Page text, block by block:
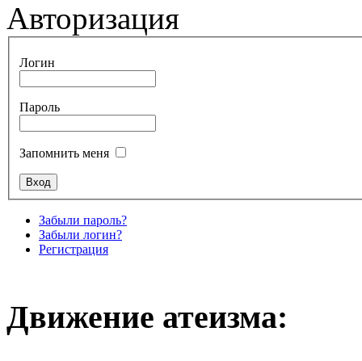
Авторизация
Логин
Пароль
Запомнить меня
Забыли пароль?
Забыли логин?
Регистрация
Движение атеизма: